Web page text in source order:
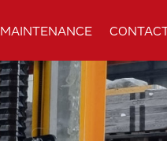
MAINTENANCE